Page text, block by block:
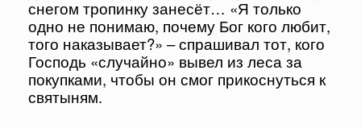
снегом тропинку занесёт… «Я только
одно не понимаю, почему Бог кого любит,
того наказывает?» – спрашивал тот, кого
Господь «случайно» вывел из леса за
покупками, чтобы он смог прикоснуться к
святыням.